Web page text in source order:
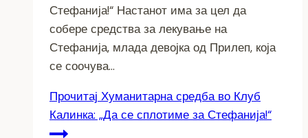
Стефанија!“ Настанот има за цел да
собере средства за лекување на
Стефанија, млада девојка од Прилеп, која
се соочува…
Прочитај Хуманитарна средба во Клуб
Калинка: „Да се сплотиме за Стефанија!“